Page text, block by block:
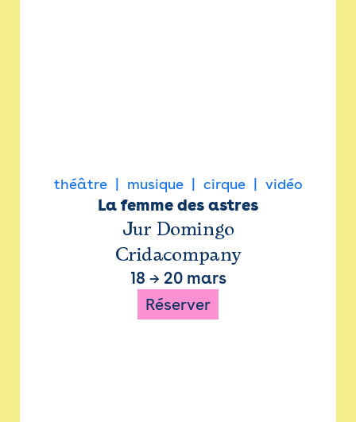
théâtre musique cirque vidéo
La femme des astres
Jur Domingo
Cridacompany
18 → 20 mars
Réserver